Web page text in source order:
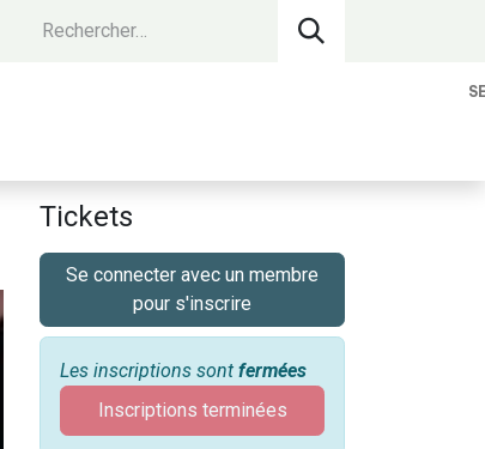
Tickets
Se connecter avec un membre
pour s'inscrire
Les inscriptions sont fermées
Inscriptions terminées